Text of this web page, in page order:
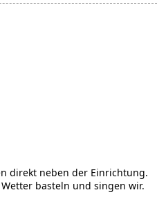
direkt neben der Einrichtung.
basteln und singen wir.